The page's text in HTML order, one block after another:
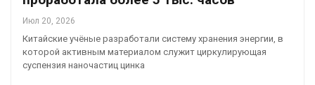
Июл 20, 2026
Китайские учёные разработали систему хранения энергии, в
которой активным материалом служит циркулирующая
суспензия наночастиц цинка